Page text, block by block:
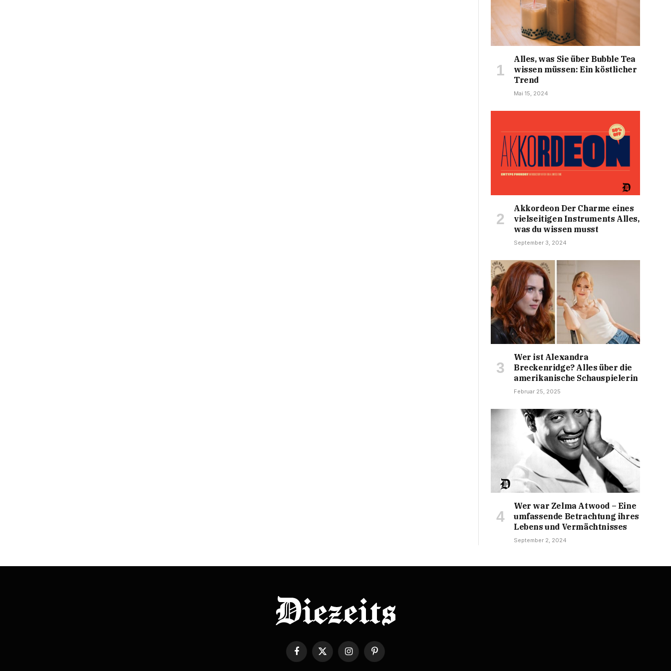
Alles, was Sie über Bubble Tea
wissen müssen: Ein köstlicher
Trend
Mai 15, 2024
Akkordeon Der Charme eines
vielseitigen Instruments Alles,
was du wissen musst
September 3, 2024
Wer ist Alexandra
Breckenridge? Alles über die
amerikanische Schauspielerin
Februar 25, 2025
Wer war Zelma Atwood – Eine
umfassende Betrachtung ihres
Lebens und Vermächtnisses
September 2, 2024
Facebook
X
(Twitter)
InstagramPinterest